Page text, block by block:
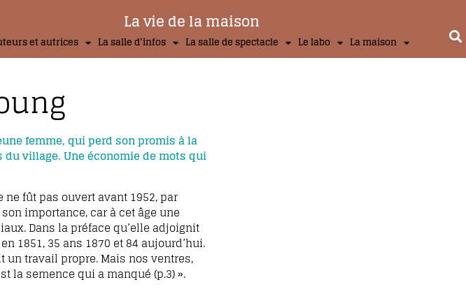
La vie de la maison
et autrices La salle d’infos La salle de spectacle Le labo La maison
femme, qui perd son promis à la
village. Une économie de mots qui
fût pas ouvert avant 1952, par
importance, car à cet âge une
Dans la préface qu’elle adjoignit
1851, 35 ans 1870 et 84 aujourd’hui.
un travail propre. Mais nos ventres,
la semence qui a manqué (p.3) ».